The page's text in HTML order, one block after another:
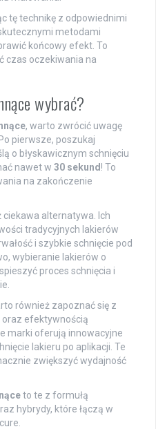
tę technikę z odpowiednimi
metodami
końcowy efekt. To
czas oczekiwania na
wybrać?
, warto zwrócić uwagę
pierwsze, poszukaj
o błyskawicznym schnięciu
nawet w 30 sekund! To
na zakończenie
ciekawa alternatywa. Ich
tradycyjnych lakierów
i szybkie schnięcie pod
wybieranie lakierów o
proces schnięcia i
również zapoznać się z
efektywnością
marki oferują innowacyjne
lakieru po aplikacji. Te
zwiększyć wydajność
to te z formułą
hybrydy, które łączą w